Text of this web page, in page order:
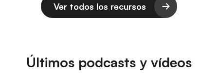
Ver todos los recursos
Últimos podcasts y vídeos